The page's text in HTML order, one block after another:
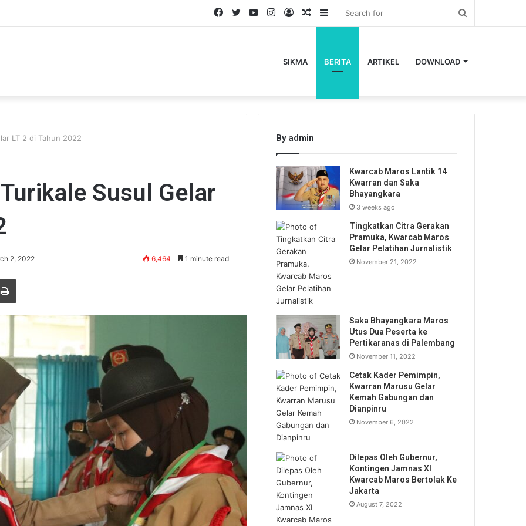
Sidebar
Random
Log
Instagram
YouTube
Twitter
Facebook
SIKMA BERITA ARTIKEL DOWNLOAD
LT 2 di Tahun 2022
Susul Gelar
2, 2022 6,464 1 minute read
By admin
Kwarcab Maros Lantik 14
Kwarran dan Saka
Bhayangkara
3 weeks ago
Tingkatkan Citra Gerakan
Pramuka, Kwarcab Maros
Gelar Pelatihan Jurnalistik
November 21, 2022
Saka Bhayangkara Maros
Utus Dua Peserta ke
Pertikaranas di Palembang
November 11, 2022
Cetak Kader Pemimpin,
Kwarran Marusu Gelar
Kemah Gabungan dan
Dianpinru
November 6, 2022
Dilepas Oleh Gubernur,
Kontingen Jamnas XI
Kwarcab Maros Bertolak Ke
Jakarta
August 7, 2022